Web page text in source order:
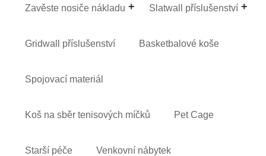
Zavěste nosiče nákladu Slatwall příslušenství
Gridwall příslušenství Basketbalové koše
Spojovací materiál
Koš na sběr tenisových míčků Pet Cage
Starší péče Venkovní nábytek